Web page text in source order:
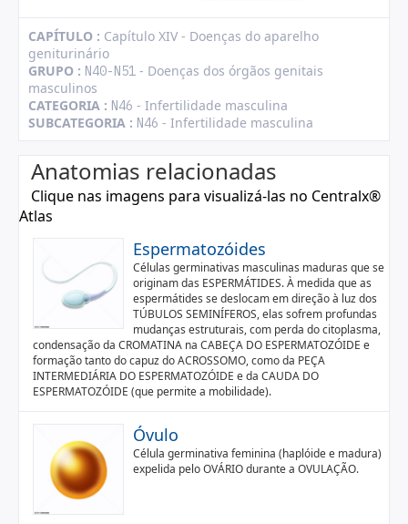
CAPÍTULO : Capítulo XIV - Doenças do aparelho
geniturinário
GRUPO : N40-N51 - Doenças dos órgãos genitais
masculinos
CATEGORIA : N46 - Infertilidade masculina
SUBCATEGORIA : N46 - Infertilidade masculina
Anatomias relacionadas
Clique nas imagens para visualizá-las no Centralx®
Atlas
Espermatozóides
Células germinativas masculinas maduras que se
originam das ESPERMÁTIDES. À medida que as
espermátides se deslocam em direção à luz dos
TÚBULOS SEMINÍFEROS, elas sofrem profundas
mudanças estruturais, com perda do citoplasma,
condensação da CROMATINA na CABEÇA DO ESPERMATOZÓIDE e
formação tanto do capuz do ACROSSOMO, como da PEÇA
INTERMEDIÁRIA DO ESPERMATOZÓIDE e da CAUDA DO
ESPERMATOZÓIDE (que permite a mobilidade).
Óvulo
Célula germinativa feminina (haplóide e madura)
expelida pelo OVÁRIO durante a OVULAÇÃO.